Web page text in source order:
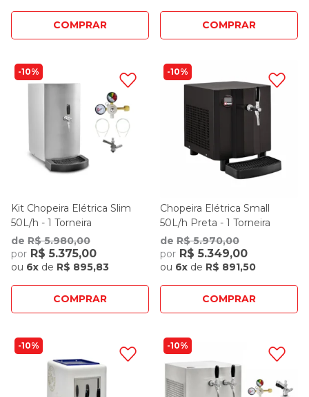
COMPRAR COMPRAR
10%
Kit Chopeira Elétrica Slim
50L/h - 1 Torneira
de R$ 5.980,00
por R$ 5.375,00
ou 6x de R$ 895,83
COMPRAR
10%
Chopeira Elétrica Small
50L/h Preta - 1 Torneira
de R$ 5.970,00
por R$ 5.349,00
ou 6x de R$ 891,50
COMPRAR
10% 10%